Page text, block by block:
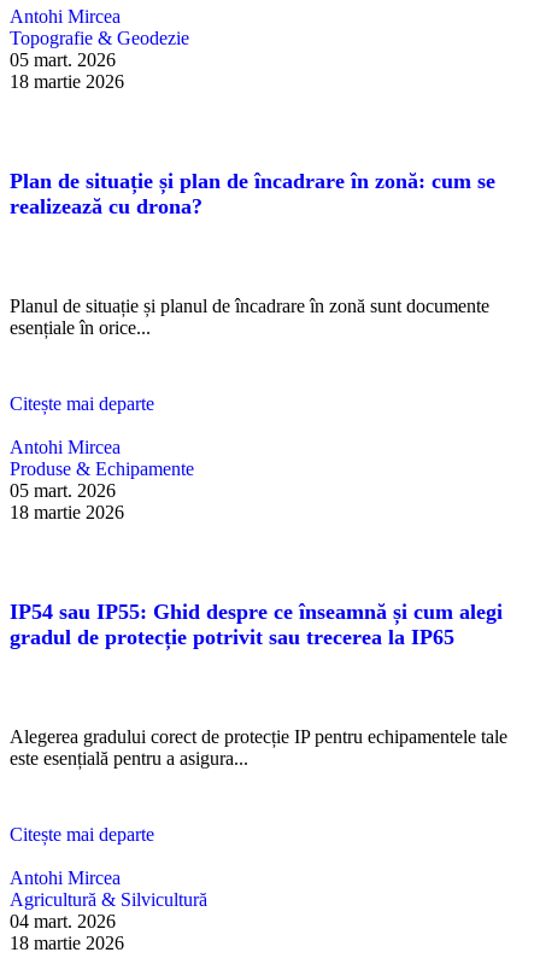
Antohi Mircea
Topografie & Geodezie
05 mart. 2026
18 martie 2026
Plan de situație și plan de încadrare în zonă: cum se
realizează cu drona?
Planul de situație și planul de încadrare în zonă sunt documente
esențiale în orice...
Citește mai departe
Antohi Mircea
Produse & Echipamente
05 mart. 2026
18 martie 2026
IP54 sau IP55: Ghid despre ce înseamnă și cum alegi
gradul de protecție potrivit sau trecerea la IP65
Alegerea gradului corect de protecție IP pentru echipamentele tale
este esențială pentru a asigura...
Citește mai departe
Antohi Mircea
Agricultură & Silvicultură
04 mart. 2026
18 martie 2026